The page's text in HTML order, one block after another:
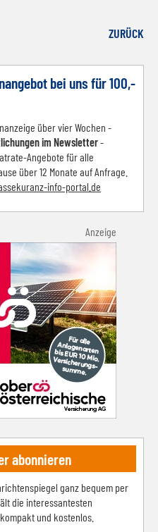
ZURÜCK
bei uns für 100,-
über vier Wochen -
im Newsletter-
Angebote für alle
über 12 Monate auf Anfrage.
info-portal.de
Anzeige
abonnieren
ganz bequem per
die interessantesten
und kostenlos.